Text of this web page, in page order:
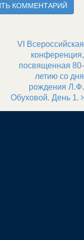
VI Всероссийская
конференция,
посвященная 80-
летию со дня
рождения Л.Ф.
Обуховой. День 1.